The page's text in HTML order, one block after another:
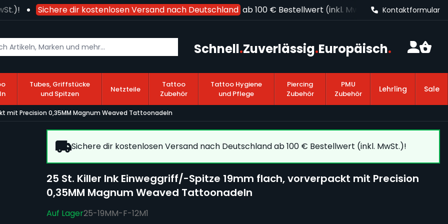
Sichere dir kostenlosen Versand nach Deutschlandab 100 € Bestellwert (inkl. MwSt.)! Kontaktformular
Schnell.Zuverlässig.Europäisch.
Tubes, Griffstücke
und Spitzen
Netzteile
Tattoo
Zubehör
Tattoo Hygiene
und Pflege
Piercing
Zubehör
PMU
Zubehör
Lehrling Sale
mit Precision 0,35MM Magnum Weaved Tattoonadeln
Sichere dir kostenlosen Versand nach Deutschland ab 100 € Bestellwert (inkl. MwSt.)!
25 St. Killer Ink Einweggriff/-Spitze 19mm flach, vorverpackt mit Precision
0,35MM Magnum Weaved Tattoonadeln
Auf Lager25-19MM-F-12M1